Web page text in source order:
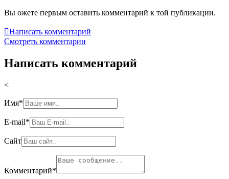
Вы ожете первым оставить комментарий к той публикации.
Написать комментарий
Смотреть комментарии
Написать комментарий
<
Имя*
E-mail*
Сайт
Комментарий*